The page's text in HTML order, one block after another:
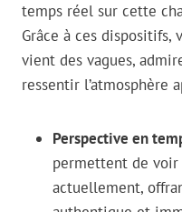
temps réel sur cette
Grâce à ces dispositifs,
vient des vagues,
ressentir l’atmosphère
Perspective en
permettent de
actuellement,